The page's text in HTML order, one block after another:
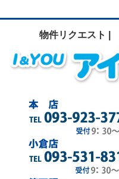
物件リクエスト |